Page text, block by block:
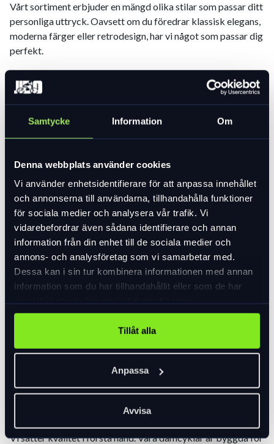
Samtycke Information Om
Denna webbplats använder cookies
Vi använder enhetsidentifierare för att anpassa innehållet
och annonserna till användarna, tillhandahålla funktioner
för sociala medier och analysera vår trafik. Vi
vidarebefordrar även sådana identifierare och annan
information från din enhet till de sociala medier och
annons- och analysföretag som vi samarbetar med.
Dessa kan i sin tur kombinera informationen med annan
information som du har tillhandahållit eller som de har
Tillåt alla
Anpassa
Avvisa
Vårt sortiment erbjuder en mängd olika stilar som passar ditt
personliga uttryck. Oavsett om du föredrar klassisk elegans,
moderna färger eller retrodesign, har vi något som passar dig
perfekt.
KÖPA DAMCYKLAR HOS JIBO
Cykling är inte bara ett transportmedel – det är en livsstil.
Hos Jibo vill vi ge dig möjligheten att omfamna den livsstilen
med våra damcyklar.
ELEGANS PÅ HJUL
Med en Jibo damcykel får du inte bara ett pålitligt
färdmedel, du får också en stilfull följeslagare. Våra cyklar är
designade med ögat för detaljer och tidlös elegans, vilket gör
att du alltid cyklar med stil.
FRIHET ATT UTFORSKA
Oavsett om du tar en avkopplande tur genom staden eller ger
dig ut på äventyr längs landsvägar, kan du lita på att din Jibo-
cykel kommer att ta dig dit du vill.
HÅLLBARHET OCH KVALITET
Vi sätter kvalitet i första hand. Våra damcyklar är byggda för